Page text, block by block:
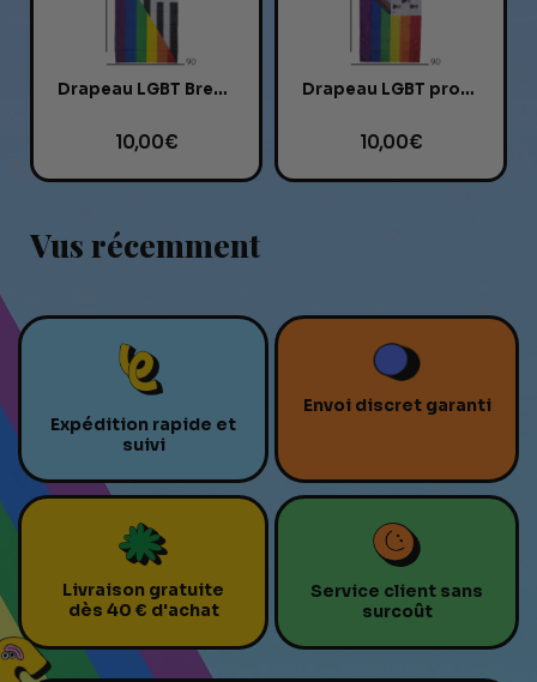
Drapeau LGBT Breton
10,00 €
Drapeau LGBT progressiste Breton
10,00 €
Vus récemment
Expédition rapide et
suivi
Envoi discret garanti
Livraison gratuite
dès 40 € d'achat
Service client sans
surcoût